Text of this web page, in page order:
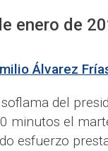
enero de
Álvarez
del
minutos el
esfuerzo